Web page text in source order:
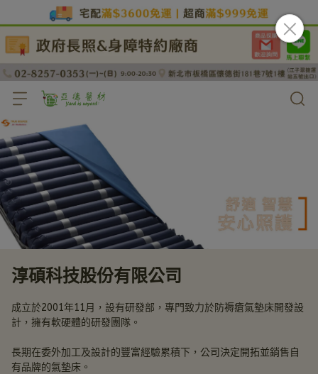
淳碩科技股份有限公司
成立於2001年11月，設有研發部，專門致力於防褥瘡氣墊床開發設
計，擁有軟硬體的研發團隊。
長期在委外加工及設計的豐富經驗累積下，公司決定開拓並銷售自
有品牌的氣墊床。